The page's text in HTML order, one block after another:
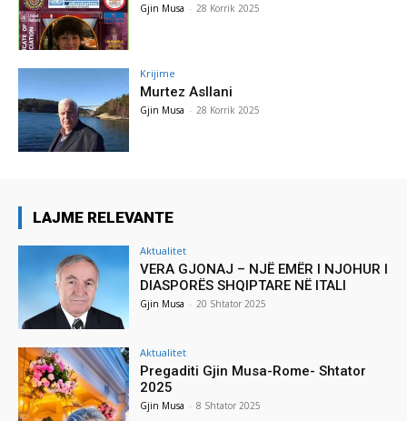
Gjin Musa - 28 Korrik 2025
Krijime
Murtez Asllani
Gjin Musa - 28 Korrik 2025
LAJME RELEVANTE
Aktualitet
VERA GJONAJ – NJË EMËR I NJOHUR I
DIASPORËS SHQIPTARE NË ITALI
Gjin Musa - 20 Shtator 2025
Aktualitet
Pregaditi Gjin Musa-Rome- Shtator
2025
Gjin Musa - 8 Shtator 2025